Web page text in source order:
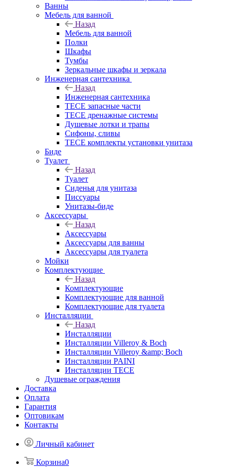
Ванны
Мебель для ванной
Назад
Мебель для ванной
Полки
Шкафы
Тумбы
Зеркальные шкафы и зеркала
Инженерная сантехника
Назад
Инженерная сантехника
TECE запасные части
TECE дренажные системы
Душевые лотки и трапы
Сифоны, сливы
TECE комплекты установки унитаза
Биде
Туалет
Назад
Туалет
Сиденья для унитаза
Писсуары
Унитазы-биде
Аксессуары
Назад
Аксессуары
Аксессуары для ванны
Аксессуары для туалета
Мойки
Комплектующие
Назад
Комплектующие
Комплектующие для ванной
Комплектующие для туалета
Инсталляции
Назад
Инсталляции
Инсталляции Villeroy & Boch
Инсталляции Villeroy &amp; Boch
Инсталляции PAINI
Инсталляции TECE
Душевые ограждения
Доставка
Оплата
Гарантия
Оптовикам
Контакты
Личный кабинет
Корзина0